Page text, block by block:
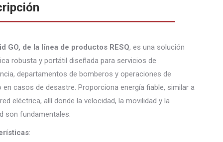
GO, de la línea de productos RESQ, es una solución
robusta y portátil diseñada para servicios de
departamentos de bomberos y operaciones de
en casos de desastre. Proporciona energía fiable, similar a
eléctrica, allí donde la velocidad, la movilidad y la
son fundamentales.
: